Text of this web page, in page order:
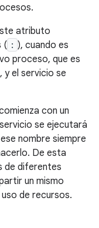
atributo
( : ), cuando es
proceso, que es
y el servicio se
con un
se ejecutará
nombre siempre
De esta
de diferentes
un mismo
de recursos.